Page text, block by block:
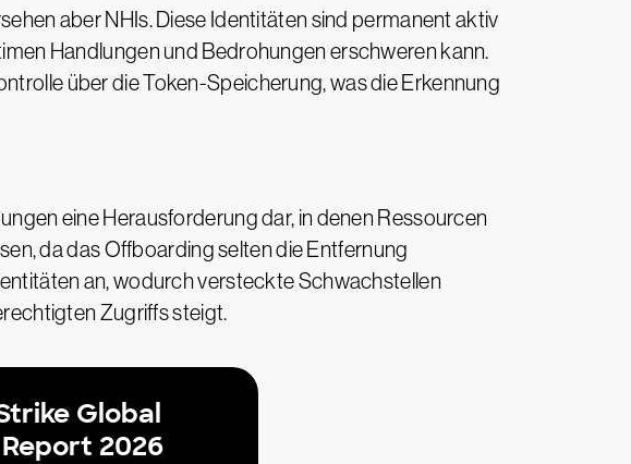
aber NHIs. Diese Identitäten sind permanent aktiv
Handlungen und Bedrohungen erschweren kann.
über die Token-Speicherung, was die Erkennung
eine Herausforderung dar, in denen Ressourcen
da das Offboarding selten die Entfernung
an, wodurch versteckte Schwachstellen
Zugriffs steigt.
Global
2026